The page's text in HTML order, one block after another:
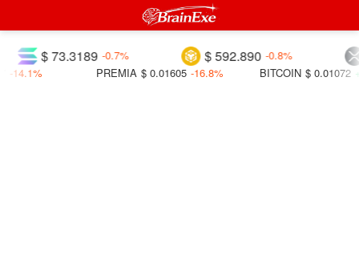
$ 592.890 -0.8%
$ 73.3189 -0.7%
BITCOIN $ 0.01072
PREMIA $ 0.01605 -16.8%
-14.1%